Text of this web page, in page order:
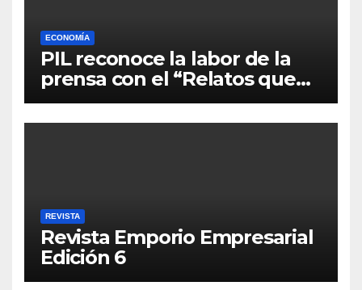
ECONOMÍA
PIL reconoce la labor de la
prensa con el “Relatos que
alimentan Bolivia”
REVISTA
Revista Emporio Empresarial
Edición 6